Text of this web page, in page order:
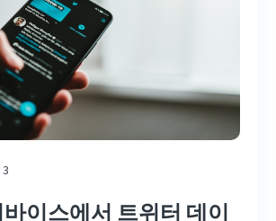
이스에서 트위터 데이